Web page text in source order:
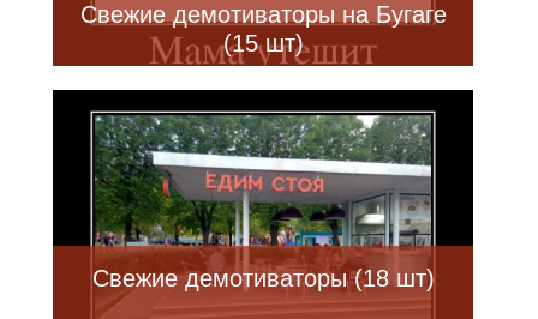
Свежие демотиваторы на Бугаге
(15 шт)
Свежие демотиваторы (18 шт)